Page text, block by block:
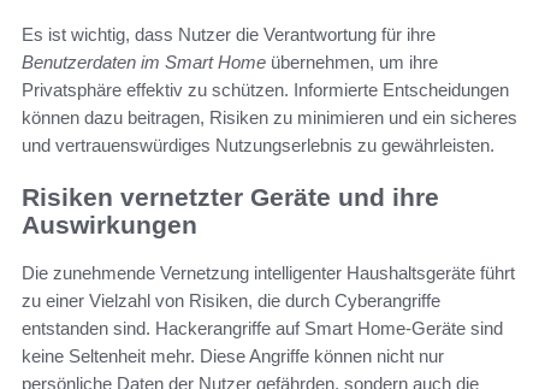
Es ist wichtig, dass Nutzer die Verantwortung für ihre
Benutzerdaten im Smart Home übernehmen, um ihre
Privatsphäre effektiv zu schützen. Informierte Entscheidungen
können dazu beitragen, Risiken zu minimieren und ein sicheres
und vertrauenswürdiges Nutzungserlebnis zu gewährleisten.
Risiken vernetzter Geräte und ihre
Auswirkungen
Die zunehmende Vernetzung intelligenter Haushaltsgeräte führt
zu einer Vielzahl von Risiken, die durch Cyberangriffe
entstanden sind. Hackerangriffe auf Smart Home-Geräte sind
keine Seltenheit mehr. Diese Angriffe können nicht nur
persönliche Daten der Nutzer gefährden, sondern auch die